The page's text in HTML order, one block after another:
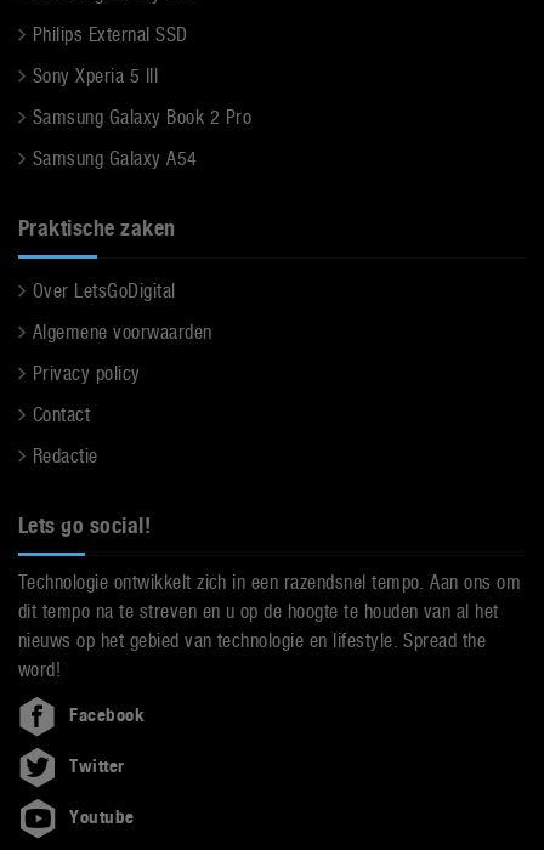
Philips External SSD
Sony Xperia 5 III
Samsung Galaxy Book 2 Pro
Samsung Galaxy A54
Praktische zaken
Over LetsGoDigital
Algemene voorwaarden
Privacy policy
Contact
Redactie
Lets go social!
Technologie ontwikkelt zich in een razendsnel tempo. Aan ons om
dit tempo na te streven en u op de hoogte te houden van al het
nieuws op het gebied van technologie en lifestyle. Spread the
word!
Facebook
Twitter
Youtube